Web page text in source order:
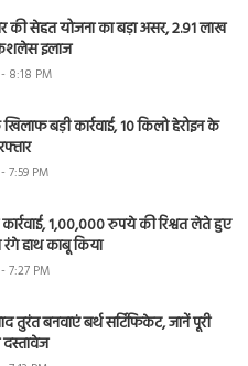
की सेहत योजना का बड़ा असर, 2.91 लाख
इलाज
8:18 PM
बड़ी कार्रवाई, 10 किलो हेरोइन के
7:59 PM
1,00,000 रुपये की रिश्वत लेते हुए
हाथ काबू किया
7:27 PM
तुरंत बनवाएं बर्थ सर्टिफिकेट, जानें पूरी
दस्तावेज